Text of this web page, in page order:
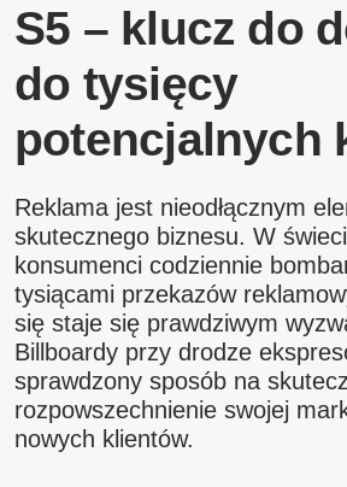
S5 – klucz do
do tysięcy
potencjalnych
Reklama jest nieodłącznym
skutecznego biznesu. W
konsumenci codziennie
tysiącami przekazów
się staje się prawdziwym
Billboardy przy drodze
sprawdzony sposób na
rozpowszechnienie swojej
nowych klientów.